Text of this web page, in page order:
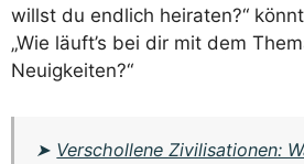
willst du endlich heiraten?“
„Wie läuft’s bei dir mit dem
Neuigkeiten?“
➤ Verschollene Zivilisationen: